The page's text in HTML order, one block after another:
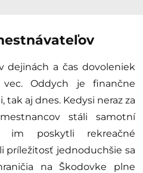
dejinách a čas dovoleniek
Oddych je finančne
aj dnes. Kedysi neraz za
stáli samotní
im poskytli rekreačné
príležitosť jednoduchšie sa
na Škodovke plne